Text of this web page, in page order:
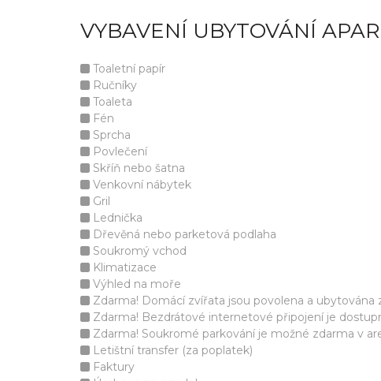
VYBAVENÍ UBYTOVÁNÍ
Toaletní papír
Ručníky
Toaleta
Fén
Sprcha
Povlečení
Skříň nebo šatna
Venkovní nábytek
Gril
Lednička
Dřevěná nebo parketová podlaha
Soukromý vchod
Klimatizace
Výhled na moře
Zdarma! Domácí zvířata jsou povolena a ubytována
Zdarma! Bezdrátové internetové připojení je
Zdarma! Soukromé parkování je možné zdarma v
Letištní transfer (za poplatek)
Faktury